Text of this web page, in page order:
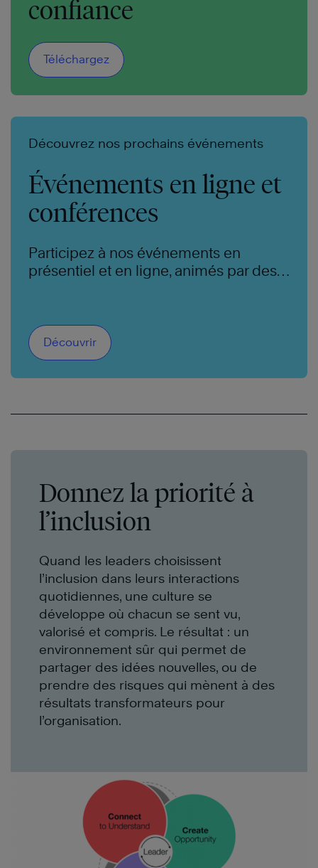
confiance
Téléchargez
Découvrez nos prochains événements
Événements en ligne et
conférences
Participez à nos événements en
présentiel et en ligne, animés par des
Découvrir
Donnez la priorité à
l’inclusion
Quand les leaders choisissent
l’inclusion dans leurs interactions
quotidiennes, une culture se
développe où chacun se sent vu,
valorisé et compris. Le résultat : un
environnement sûr qui permet de
partager des idées nouvelles, ou de
prendre des risques qui mènent à des
résultats transformateurs pour
l’organisation.